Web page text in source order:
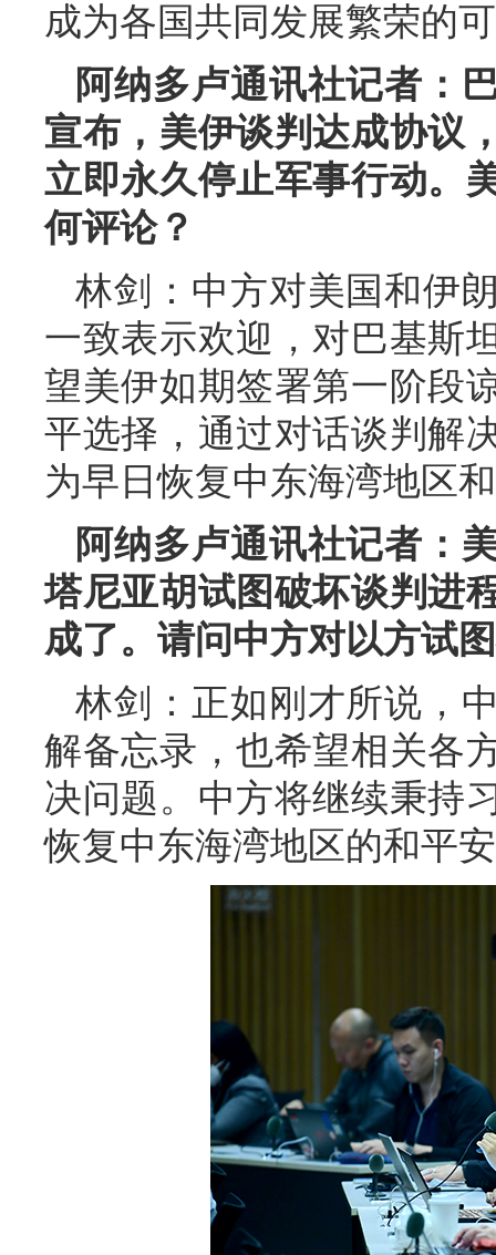
成为各国共同发展繁荣的
阿纳多卢通讯社记者：
宣布，美伊谈判达成协议
立即永久停止军事行动。
何评论？
林剑：中方对美国和伊
一致表示欢迎，对巴基斯
望美伊如期签署第一阶段
平选择，通过对话谈判解
为早日恢复中东海湾地区
阿纳多卢通讯社记者：
塔尼亚胡试图破坏谈判进
成了。请问中方对以方试
林剑：正如刚才所说，
解备忘录，也希望相关各
决问题。中方将继续秉持
恢复中东海湾地区的和平